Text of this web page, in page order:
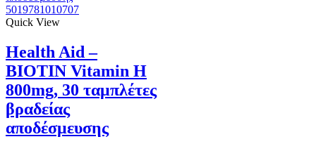
5019781010707
Quick View
Health Aid –
ΒΙΟΤΙΝ Vitamin H
800mg, 30 ταμπλέτες
βραδείας
αποδέσμευσης